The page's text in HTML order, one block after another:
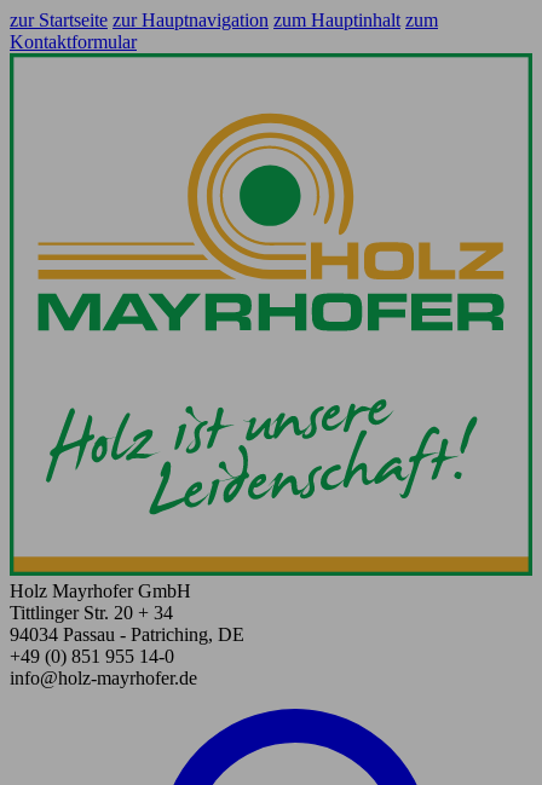
zur Startseite zur Hauptnavigation zum Hauptinhalt zum
Kontaktformular
Holz Mayrhofer GmbH
Tittlinger Str. 20 + 34
94034 Passau - Patriching, DE
+49 (0) 851 955 14-0
info@holz-mayrhofer.de